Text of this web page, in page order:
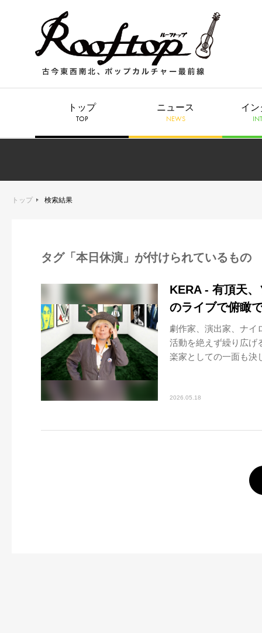
トップ
TOP
ニュース
NEWS
イン
トップ 検索結果
タグ「本日休演」が付けられているもの
KERA - 有頂天
のライブで俯瞰
劇作家、演出家、ナ
活動を絶えず繰り広げ
楽家としての一面も決
2026.05.18